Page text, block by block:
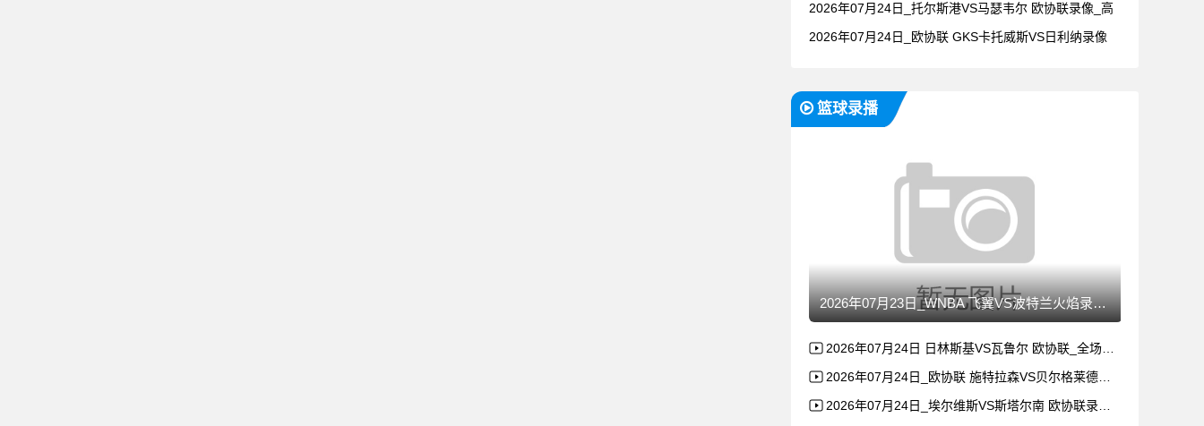
2026年07月24日_托尔斯港VS马瑟韦尔 欧协联录像_高
2026年07月24日_欧协联 GKS卡托威斯VS日利纳录像
篮球录播
2026年07月23日_WNBA 飞翼VS波特兰火焰录像_全
2026年07月24日 日林斯基VS瓦鲁尔 欧协联_全场录像
2026年07月24日_欧协联 施特拉森VS贝尔格莱德游击录
2026年07月24日_埃尔维斯VS斯塔尔南 欧协联录像_全